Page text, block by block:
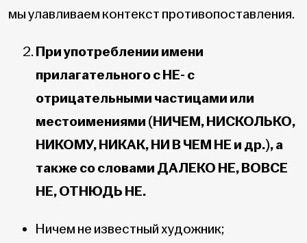
мы улавливаем контекст противопоставления.
При употреблении имени
прилагательного с НЕ- с
отрицательными частицами или
местоимениями (НИЧЕМ, НИСКОЛЬКО,
НИКОМУ, НИКАК, НИ В ЧЕМ НЕ и др.), а
также со словами ДАЛЕКО НЕ, ВОВСЕ
НЕ, ОТНЮДЬ НЕ.
Ничем не известный художник;